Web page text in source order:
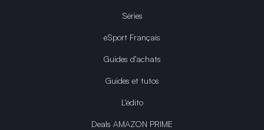
Séries
eSport Français
Guides d’achats
Guides et tutos
L'édito
Deals AMAZON PRIME